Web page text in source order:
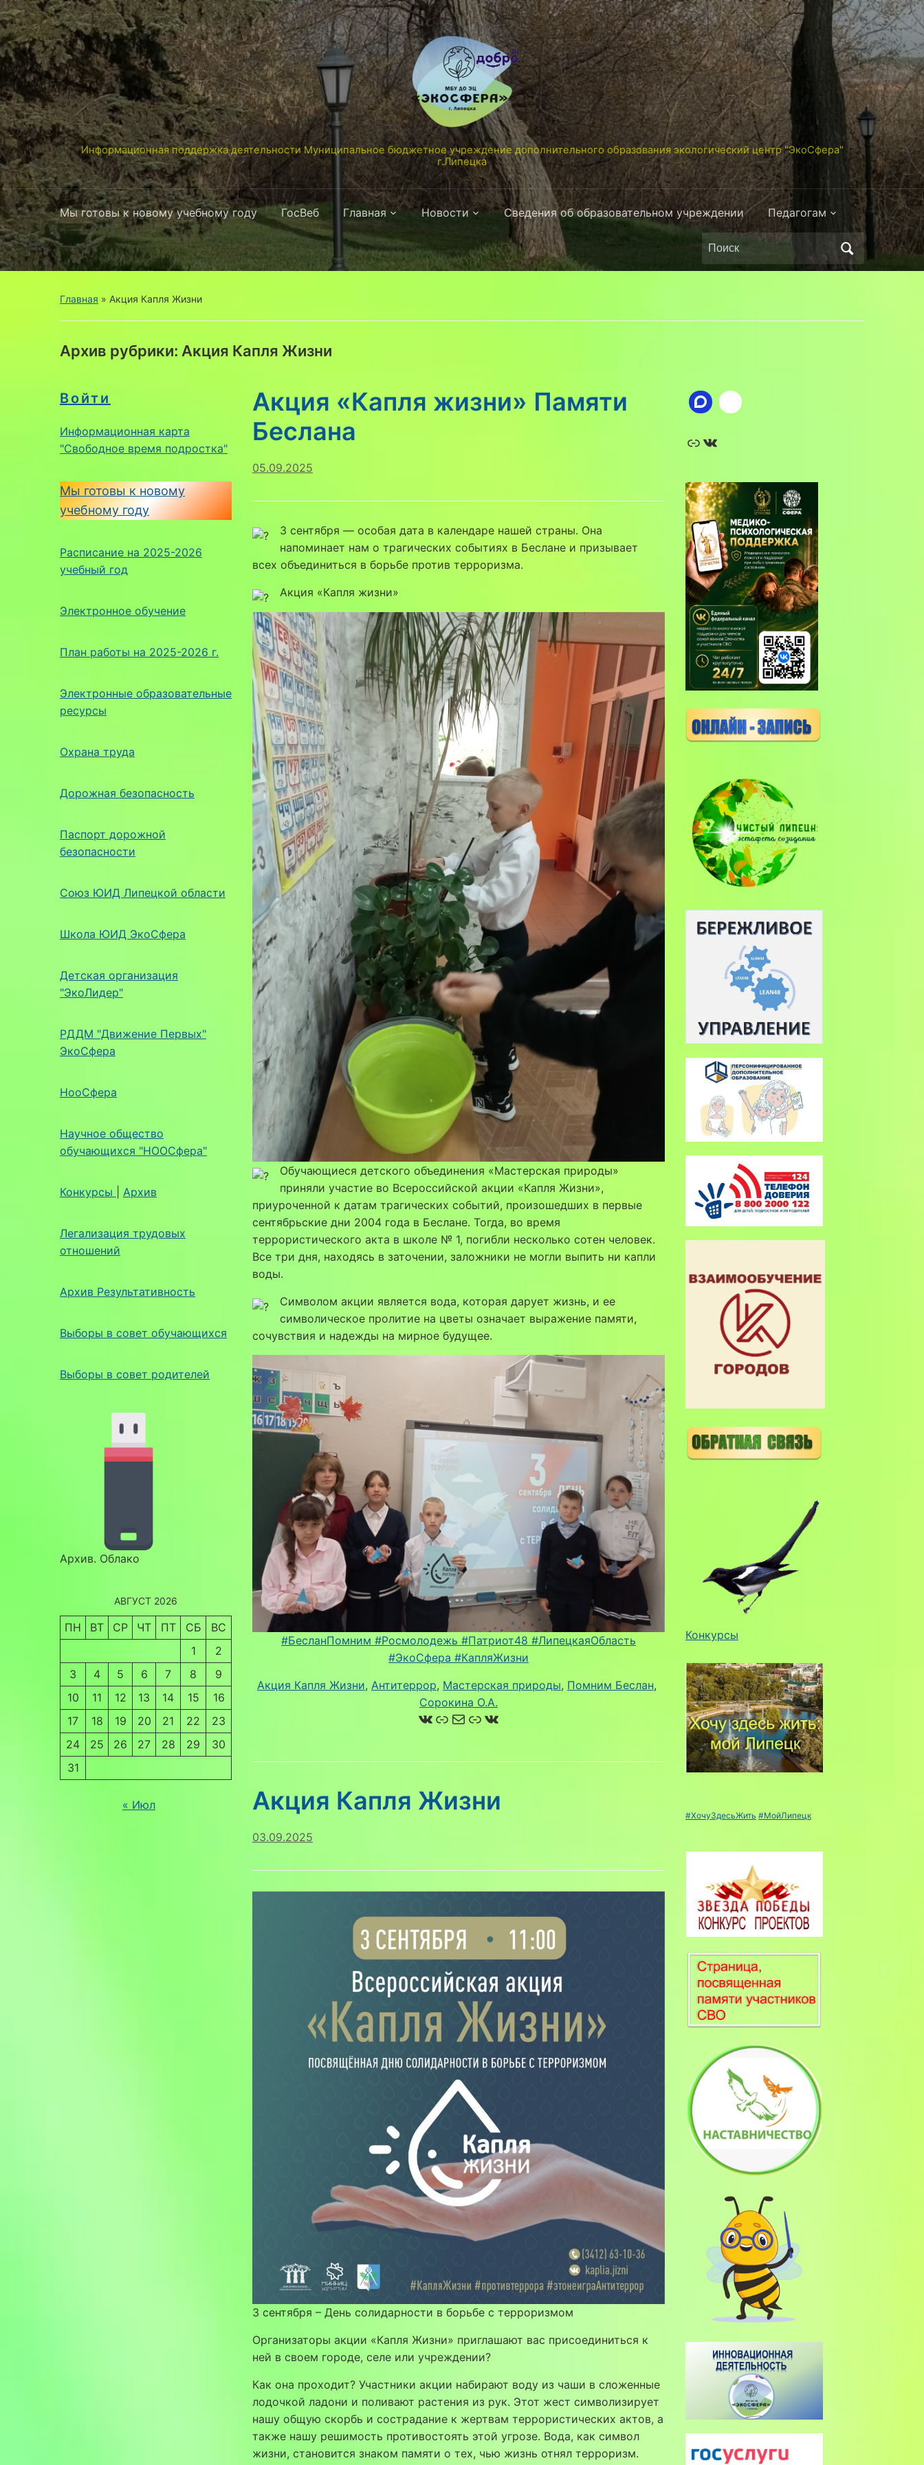
Информационная поддержка деятельности Муниципальное бюджетное учреждение дополнительного образования экологический центр "ЭкоСфера"
г.Липецка
Мы готовы к новому учебному году ГосВеб Главная Новости Сведения об образовательном учреждении Педагогам
Поиск
по:
Главная » Акция Капля Жизни
Архив рубрики: Акция Капля Жизни
Войти
Информационная карта
"Свободное время подростка"
Мы готовы к новому
учебному году
Расписание на 2025-2026
учебный год
Электронное обучение
План работы на 2025-2026 г.
Электронные образовательные
ресурсы
Охрана труда
Дорожная безопасность
Паспорт дорожной
безопасности
Союз ЮИД Липецкой области
Школа ЮИД ЭкоСфера
Детская организация
"ЭкоЛидер"
РДДМ "Движение Первых"
ЭкоСфера
НооСфера
Научное общество
обучающихся "НООСфера"
Конкурсы Архив
Легализация трудовых
отношений
Архив Результативность
Выборы в совет обучающихся
Выборы в совет родителей
Архив. Облако
АВГУСТ 2026
ПН ВТ СР ЧТ ПТ СБ
ВС
1
2
3
4 5 6 7 8
9
10
11 12 13 14 15
16
17
18 19 20 21 22
23
24
25 26 27 28 29
30
31
« Июл
Акция «Капля жизни» Памяти
Беслана
05.09.2025
3 сентября — особая дата в календаре нашей страны. Она
напоминает нам о трагических событиях в Беслане и призывает
всех объединиться в борьбе против терроризма.
Акция «Капля жизни»
Обучающиеся детского объединения «Мастерская природы»
приняли участие во Всероссийской акции «Капля Жизни»,
приуроченной к датам трагических событий, произошедших в первые
сентябрьские дни 2004 года в Беслане. Тогда, во время
террористического акта в школе № 1, погибли несколько сотен человек.
Все три дня, находясь в заточении, заложники не могли выпить ни капли
воды.
Символом акции является вода, которая дарует жизнь, и ее
символическое пролитие на цветы означает выражение памяти,
сочувствия и надежды на мирное будущее.
#БесланПомним #Росмолодежь #Патриот48 #ЛипецкаяОбласть
#ЭкоСфера #КапляЖизни
Акция Капля Жизни, Антитеррор, Мастерская природы, Помним Беслан
Сорокина О.А.
ВКонтакте
Ссылка
Почта
Ссылка
ВКонтакте
Акция Капля Жизни
03.09.2025
3 сентября – День солидарности в борьбе с терроризмом
Организаторы акции «Капля Жизни» приглашают вас присоединиться к
ней в своем городе, селе или учреждении?
Как она проходит? Участники акции набирают воду из чаши в сложенные
лодочкой ладони и поливают растения из рук. Этот жест символизирует
нашу общую скорбь и сострадание к жертвам террористических актов, а
также нашу решимость противостоять этой угрозе. Вода, как символ
жизни, становится знаком памяти о тех, чью жизнь отнял терроризм.
Ссылка
Конкурсы
#ХочуЗдесьЖить #МойЛипецк